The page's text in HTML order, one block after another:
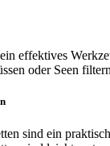
effektives
oder Seen
sind ein